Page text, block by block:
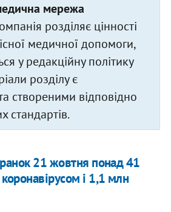
мережа
розділяє цінності
медичної допомоги,
у редакційну політику
розділу є
створеними відповідно
стандартів.
ранок 21 жовтня понад 41
і 1,1 млн